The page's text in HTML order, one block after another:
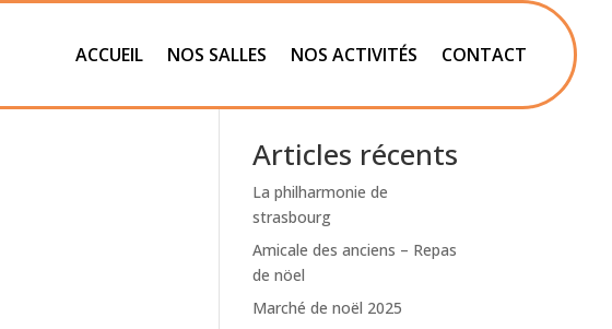
ACCUEIL NOS SALLES NOS ACTIVITÉS CONTACT
Articles récents
La philharmonie de
strasbourg
Amicale des anciens – Repas
de nöel
Marché de noël 2025